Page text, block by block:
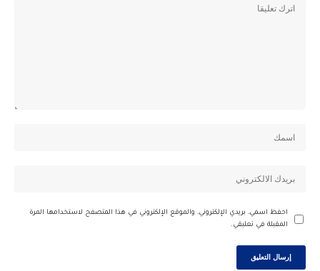
احفظ اسمي، بريدي الإلكتروني، والموقع الإلكتروني في هذا المتصفح لاستخدامها المرة
المقبلة في تعليقي.